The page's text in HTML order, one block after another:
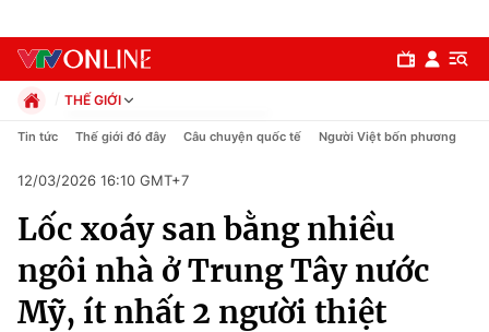
Chuyên mục
Chính trị
Xã hội
THẾ GIỚI
Chính trị
Pháp luật
Kinh tế
Thể thao
Truyền hình
Văn hóa - Giải trí
Tin tức Thế giới đó đây Câu chuyện quốc tế Người Việt bốn phương
12/03/2026 16:10 GMT+7
Lốc xoáy san bằng nhiều
ngôi nhà ở Trung Tây nước
Mỹ, ít nhất 2 người thiệt